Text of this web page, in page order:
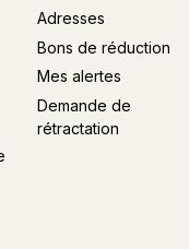
Adresses
Bons de réduction
Mes alertes
Demande de
rétractation